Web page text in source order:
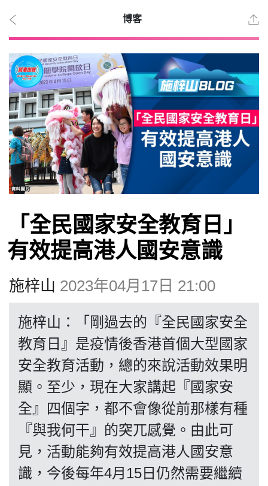
2026
年 8
月 9
日
時事
觀點
投票
視頻
昔日
系列
活動
博客
「全民國家安全教育日」
有效提高港人國安意識
施梓山 2023年04月17日 21:00
施梓山：「剛過去的『全民國家安全
教育日』是疫情後香港首個大型國家
安全教育活動，總的來說活動效果明
顯。至少，現在大家講起『國家安
全』四個字，都不會像從前那樣有種
『與我何干』的突兀感覺。由此可
見，活動能夠有效提高港人國安意
識，今後每年4月15日仍然需要繼續